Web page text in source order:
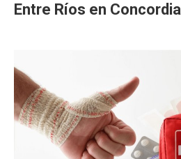
Entre Ríos en Concordia